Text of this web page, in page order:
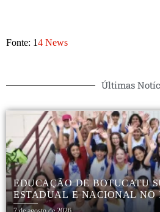
Fonte: 14 News
Últimas
EDUCAÇÃO DE BOTUCATU
ESTADUAL E NACIONAL NO